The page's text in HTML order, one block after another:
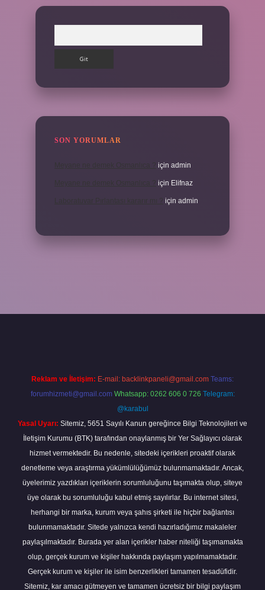
SON YORUMLAR
için admin
için Elifnaz
için admin
Reklam ve İletişim: E-mail: backlinkpaneli@gmail.com Teams:
forumhizmeti@gmail.com Whatsapp: 0262 606 0 726 Telegram:
@karabul
Yasal Uyarı: Sitemiz, 5651 Sayılı Kanun gereğince Bilgi Teknolojileri ve
İletişim Kurumu (BTK) tarafından onaylanmış bir Yer Sağlayıcı olarak
hizmet vermektedir. Bu nedenle, sitedeki içerikleri proaktif olarak
denetleme veya araştırma yükümlülüğümüz bulunmamaktadır. Ancak,
üyelerimiz yazdıkları içeriklerin sorumluluğunu taşımakta olup, siteye
üye olarak bu sorumluluğu kabul etmiş sayılırlar. Bu internet sitesi,
herhangi bir marka, kurum veya şahıs şirketi ile hiçbir bağlantısı
bulunmamaktadır. Sitede yalnızca kendi hazırladığımız makaleler
paylaşılmaktadır. Burada yer alan içerikler haber niteliği taşımamakta
olup, gerçek kurum ve kişiler hakkında paylaşım yapılmamaktadır.
Gerçek kurum ve kişiler ile isim benzerlikleri tamamen tesadüfidir.
Sitemiz, kar amacı gütmeyen ve tamamen ücretsiz bir bilgi paylaşım